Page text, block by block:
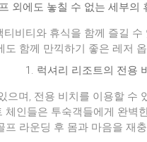
외에도 놓칠 수 없는 세부의
비티와 휴식을 함께 즐길
도 함께 만끽하기 좋은 레저
1. 럭셔리 리조트의 전용
으며, 전용 비치를 이용할 수
체인들은 투숙객들에게 완벽
프 라운딩 후 몸과 마음을 재